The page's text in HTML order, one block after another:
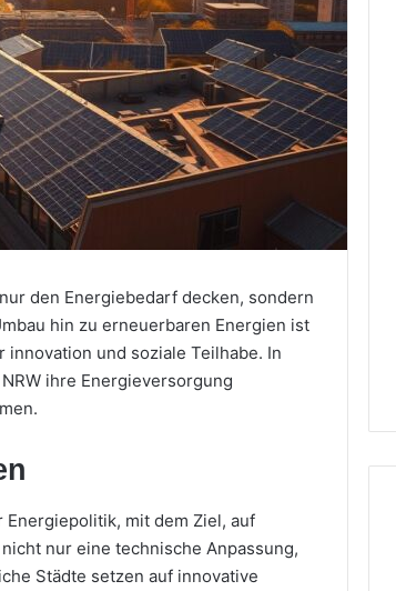
den Energiebedarf decken, sondern
hin zu erneuerbaren Energien ist
und soziale Teilhabe. In
ihre Energieversorgung
mit dem Ziel, auf
nur eine technische Anpassung,
Städte setzen auf innovative